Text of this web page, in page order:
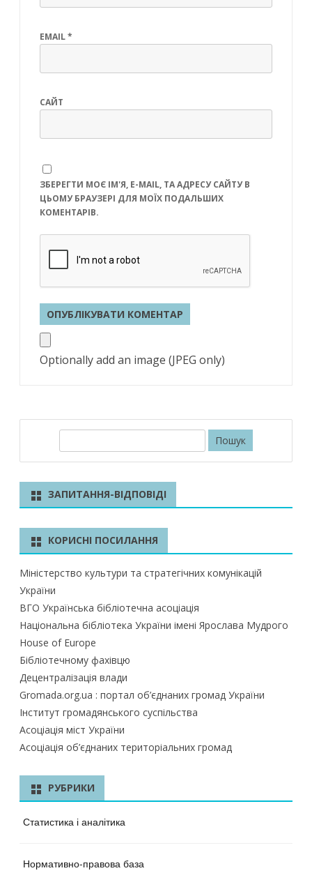
EMAIL*
САЙТ
ЗБЕРЕГТИ МОЄ ІМ'Я, E-MAIL, ТА АДРЕСУ САЙТУ В
ЦЬОМУ БРАУЗЕРІ ДЛЯ МОЇХ ПОДАЛЬШИХ
КОМЕНТАРІВ.
Optionally add an image (JPEG only)
к
ЗАПИТАННЯ-ВІДПОВІДІ
КОРИСНІ ПОСИЛАННЯ
Міністерство культури та стратегічних комунікацій
України
ВГО Українська бібліотечна асоціація
Національна бібліотека України імені Ярослава Мудрого
House of Europe
Бібліотечному фахівцю
Децентралізація влади
Gromada.org.ua : портал об’єднаних громад України
Інститут громадянського суспільства
Асоціація міст України
Асоціація об’єднаних територіальних громад
РУБРИКИ
Статистика і аналітика
Нормативно-правова база